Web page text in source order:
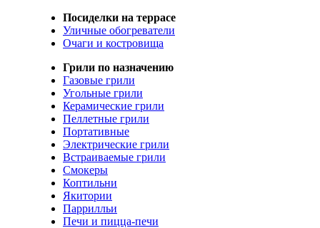
Посиделки на террасе
Уличные обогреватели
Очаги и костровища
Грили по назначению
Газовые грили
Угольные грили
Керамические грили
Пеллетные грили
Портативные
Электрические грили
Встраиваемые грили
Смокеры
Коптильни
Якитории
Паррилльи
Печи и пицца-печи